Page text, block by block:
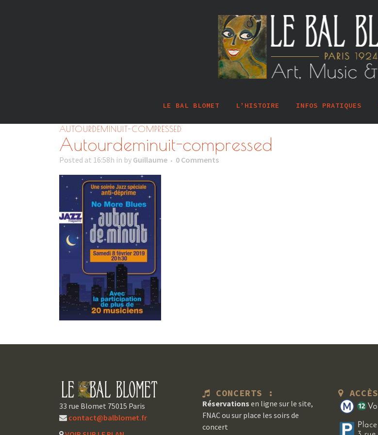
LE BAL BLOMET L’HISTOIRE INFOS PRATIQUES
AUTOURDEMINUIT-COMPRESSED
Autourdeminuit-compressed
Posted at 16:58h in by Guillaume 0 Comments
33 rue Blomet 75015 Paris
contact@balblomet.fr
CONCERTS :
Réservations en ligne sur le site,
FNAC ou sur place les soirs de
concert
ACCÈS